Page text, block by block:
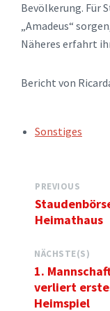
Bevölkerung. Für
„Amadeus“
Näheres erfahrt
Bericht von
TAGS:Sonstiges
PREVIOUS
Heimathaus
NÄCHSTE(S)
1.
verliert
Heimspiel